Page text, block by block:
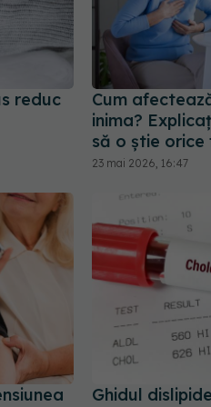
reduc
Cum
inima?
să o știe orice
23 mai 2026, 16:47
Ghidul